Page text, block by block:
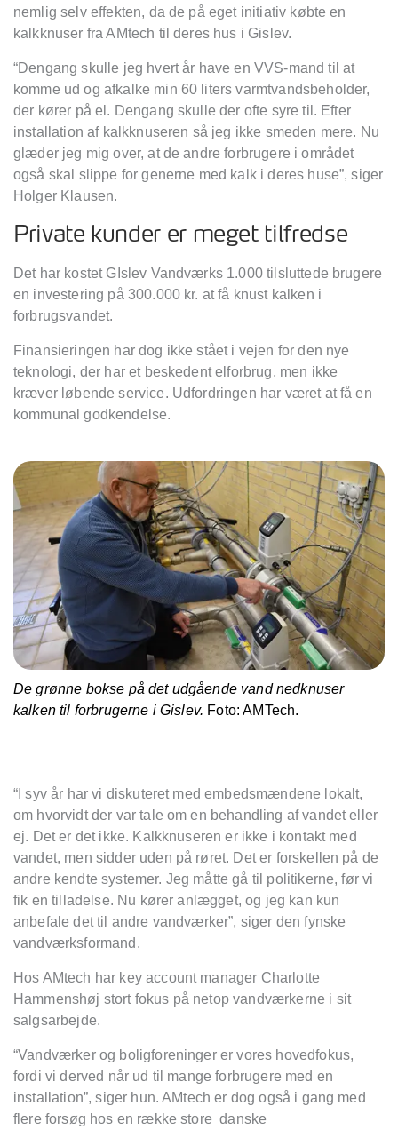
nemlig selv effekten, da de på eget initiativ købte en
kalkknuser fra AMtech til deres hus i Gislev.
“Dengang skulle jeg hvert år have en VVS-mand til at
komme ud og afkalke min 60 liters varmtvandsbeholder,
der kører på el. Dengang skulle der ofte syre til. Efter
installation af kalkknuseren så jeg ikke smeden mere. Nu
glæder jeg mig over, at de andre forbrugere i området
også skal slippe for generne med kalk i deres huse”, siger
Holger Klausen.
Private kunder er meget tilfredse
Det har kostet GIslev Vandværks 1.000 tilsluttede brugere
en investering på 300.000 kr. at få knust kalken i
forbrugsvandet.
Finansieringen har dog ikke stået i vejen for den nye
teknologi, der har et beskedent elforbrug, men ikke
kræver løbende service. Udfordringen har været at få en
kommunal godkendelse.
De grønne bokse på det udgående vand nedknuser
kalken til forbrugerne i Gislev. Foto: AMTech.
“I syv år har vi diskuteret med embedsmændene lokalt,
om hvorvidt der var tale om en behandling af vandet eller
ej. Det er det ikke. Kalkknuseren er ikke i kontakt med
vandet, men sidder uden på røret. Det er forskellen på de
andre kendte systemer. Jeg måtte gå til politikerne, før vi
fik en tilladelse. Nu kører anlægget, og jeg kan kun
anbefale det til andre vandværker”, siger den fynske
vandværksformand.
Hos AMtech har key account manager Charlotte
Hammenshøj stort fokus på netop vandværkerne i sit
salgsarbejde.
“Vandværker og boligforeninger er vores hovedfokus,
fordi vi derved når ud til mange forbrugere med en
installation”, siger hun. AMtech er dog også i gang med
flere forsøg hos en række store danske